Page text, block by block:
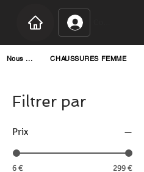
Nous ... CHAUSSURES FEMME
Filtrer par
Prix
6 € 299 €